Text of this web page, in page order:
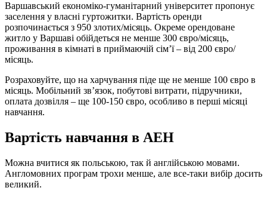
Варшавський економіко-гуманітарний університет пропонує
заселення у власні гуртожитки. Вартість оренди
розпочинається з 950 злотих/місяць. Окреме орендоване
житло у Варшаві обійдеться не менше 300 євро/місяць,
проживання в кімнаті в приймаючій сім’ї – від 200 євро/
місяць.
Розраховуйте, що на харчування піде ще не менше 100 євро в
місяць. Мобільний зв’язок, побутові витрати, підручники,
оплата дозвілля – ще 100-150 євро, особливо в перші місяці
навчання.
Вартість навчання в AEH
Можна вчитися як польською, так й англійською мовами.
Англомовних програм трохи менше, але все-таки вибір досить
великий.